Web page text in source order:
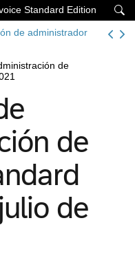

Standard Edition
de administrador
de
de
de